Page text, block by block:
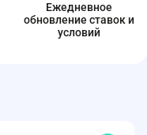
Ежедневное
обновление ставок и
условий